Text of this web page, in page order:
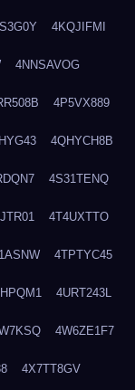
4KQJIFMI
4NNSAVOG
4P5VX889
4QHYCH8B
4S31TENQ
4T4UXTTO
4TPTYC45
4URT243L
4W6ZE1F7
4X7TT8GV